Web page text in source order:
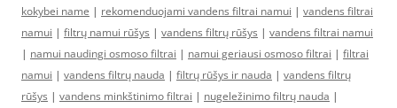
kokybei name | rekomenduojami vandens filtrai namui | vandens filtrai
namui | filtrų namui rūšys | vandens filtrų rūšys | vandens filtrai namui
| namui naudingi osmoso filtrai | namui geriausi osmoso filtrai | filtrai
namui | vandens filtrų nauda | filtrų rūšys ir nauda | vandens filtrų
rūšys | vandens minkštinimo filtrai | nugeležinimo filtrų nauda |